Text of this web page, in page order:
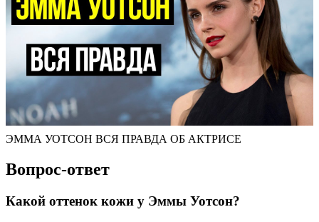
ЭММА УОТСОН ВСЯ ПРАВДА ОБ АКТРИСЕ
Вопрос-ответ
Какой оттенок кожи у Эммы Уотсон?